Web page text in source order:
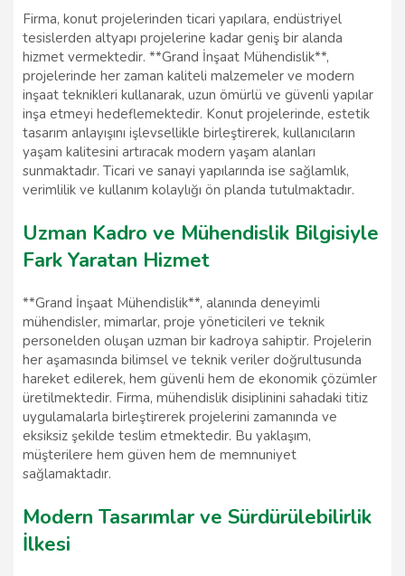
Firma, konut projelerinden ticari yapılara, endüstriyel
tesislerden altyapı projelerine kadar geniş bir alanda
hizmet vermektedir. **Grand İnşaat Mühendislik**,
projelerinde her zaman kaliteli malzemeler ve modern
inşaat teknikleri kullanarak, uzun ömürlü ve güvenli yapılar
inşa etmeyi hedeflemektedir. Konut projelerinde, estetik
tasarım anlayışını işlevsellikle birleştirerek, kullanıcıların
yaşam kalitesini artıracak modern yaşam alanları
sunmaktadır. Ticari ve sanayi yapılarında ise sağlamlık,
verimlilik ve kullanım kolaylığı ön planda tutulmaktadır.
Uzman Kadro ve Mühendislik Bilgisiyle
Fark Yaratan Hizmet
**Grand İnşaat Mühendislik**, alanında deneyimli
mühendisler, mimarlar, proje yöneticileri ve teknik
personelden oluşan uzman bir kadroya sahiptir. Projelerin
her aşamasında bilimsel ve teknik veriler doğrultusunda
hareket edilerek, hem güvenli hem de ekonomik çözümler
üretilmektedir. Firma, mühendislik disiplinini sahadaki titiz
uygulamalarla birleştirerek projelerini zamanında ve
eksiksiz şekilde teslim etmektedir. Bu yaklaşım,
müşterilere hem güven hem de memnuniyet
sağlamaktadır.
Modern Tasarımlar ve Sürdürülebilirlik
İlkesi